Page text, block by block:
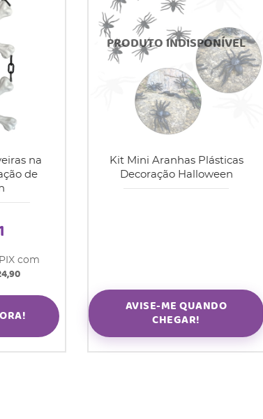
na
de
com
Kit Mini Aranhas Plásticas
Decoração Halloween
AVISE-ME QUANDO
CHEGAR!